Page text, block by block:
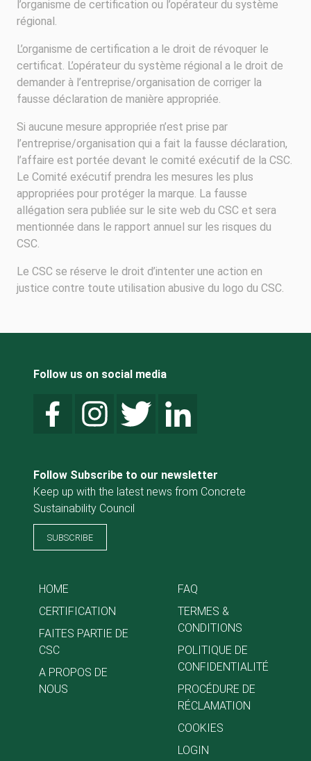
l’organisme de certification ou l’opérateur du système
régional.
L’organisme de certification a le droit de révoquer le
certificat. L’opérateur du système régional a le droit de
demander à l’entreprise/organisation de corriger la
fausse déclaration de manière appropriée.
Si aucune mesure appropriée n’est prise par
l’entreprise/organisation qui a fait la fausse déclaration,
l’affaire est portée devant le comité exécutif de la CSC.
Le Comité exécutif prendra les mesures les plus
appropriées pour protéger la marque. La fausse
allégation sera publiée sur le site web du CSC et sera
mentionnée dans le rapport annuel sur les risques du
CSC.
Le CSC se réserve le droit d’intenter une action en
justice contre toute utilisation abusive du logo du CSC.
Follow us on social media
Follow Subscribe to our newsletter
Keep up with the latest news from Concrete
Sustainability Council
SUBSCRIBE
HOME
CERTIFICATION
FAITES PARTIE DE
CSC
A PROPOS DE
NOUS
FAQ
TERMES &
CONDITIONS
POLITIQUE DE
CONFIDENTIALITÉ
PROCÉDURE DE
RÉCLAMATION
COOKIES
LOGIN